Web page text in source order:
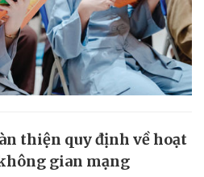
thiện quy định về hoạt
gian mạng